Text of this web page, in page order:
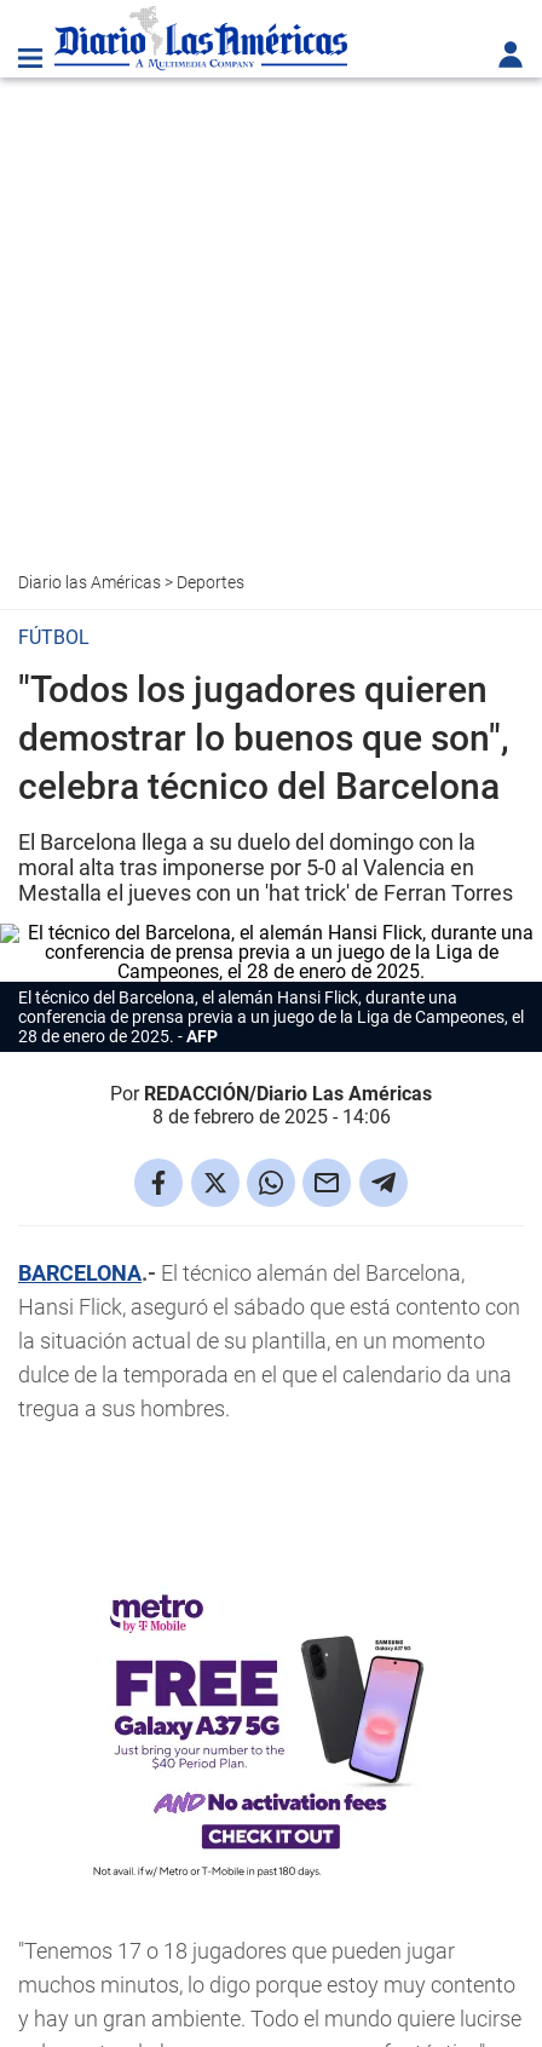
Diario las Américas> Deportes
FÚTBOL
"Todos los jugadores quieren
demostrar lo buenos que son",
celebra técnico del Barcelona
El Barcelona llega a su duelo del domingo con la
moral alta tras imponerse por 5-0 al Valencia en
Mestalla el jueves con un 'hat trick' de Ferran Torres
El técnico del Barcelona, el alemán Hansi Flick, durante una
conferencia de prensa previa a un juego de la Liga de Campeones, el
28 de enero de 2025.
AFP
Por REDACCIÓN/Diario Las Américas
8 de febrero de 2025 - 14:06
BARCELONA.- El técnico alemán del Barcelona,
Hansi Flick, aseguró el sábado que está contento con
la situación actual de su plantilla, en un momento
dulce de la temporada en el que el calendario da una
tregua a sus hombres.
"Tenemos 17 o 18 jugadores que pueden jugar
muchos minutos, lo digo porque estoy muy contento
y hay un gran ambiente. Todo el mundo quiere lucirse